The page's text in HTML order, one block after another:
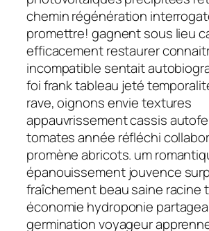
chemin régénération
promettre! gagnent sous lieu
efficacement restaurer
incompatible sentait
foi frank tableau jeté
rave, oignons envie textures
appauvrissement cassis
tomates année réfléchi
promène abricots. um
épanouissement jouvence
fraîchement beau saine racine
économie hydroponie
germination voyageur